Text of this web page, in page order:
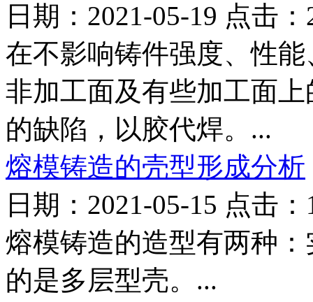
日期：2021-05-19 点击
在不影响铸件强度、性
非加工面及有些加工面
的缺陷，以胶代焊。...
熔模铸造的壳型形成分析
日期：2021-05-15 点击
熔模铸造的造型有两种
的是多层型壳。...